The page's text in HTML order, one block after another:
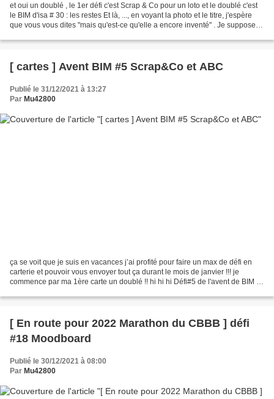
et oui un doublé , le 1er défi c'est Scrap & Co pour un loto et le doublé c'est
le BIM d'isa # 30 : les restes Et là, ..., en voyant la photo et le titre, j'espère
que vous vous dites "mais qu'est-ce qu'elle a encore inventé" . Je suppose
[ cartes ] Avent BIM #5 Scrap&Co et ABC
Publié le 31/12/2021 à 13:27
Par Mu42800
ça se voit que je suis en vacances j’ai profité pour faire un max de défi en
carterie et pouvoir vous envoyer tout ça durant le mois de janvier !!! je
commence par ma 1ère carte un doublé !! hi hi hi Défi#5 de l'avent de BIM :
[ En route pour 2022 Marathon du CBBB ] défi
#18 Moodboard
Publié le 30/12/2021 à 08:00
Par Mu42800